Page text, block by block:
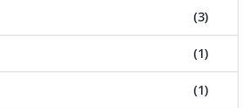
(3)
(1)
(1)